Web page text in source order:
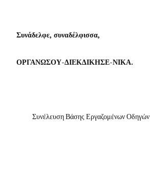
Συνάδελφε, συναδέλφισσα,
ΟΡΓΑΝΩΣΟΥ-ΔΙΕΚΔΙΚΗΣΕ-ΝΙΚΑ.
Συνέλευση Βάσης Εργαζομένων